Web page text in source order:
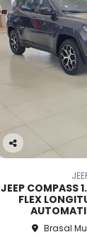
Co
rtil
JEEP COMPASS
FLEX
Brasal